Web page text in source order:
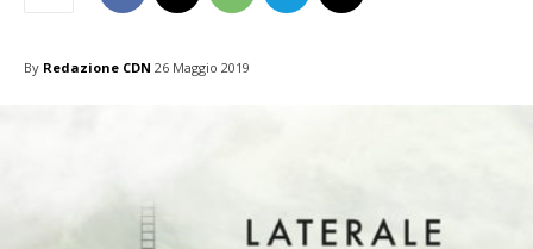
By Redazione CDN 26 Maggio 2019